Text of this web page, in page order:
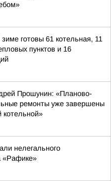
готовы 61 котельная, 11
пунктов и 16
Прошунин: «Планово-
ремонты уже завершены
котельной»
нелегального
«Рафике»